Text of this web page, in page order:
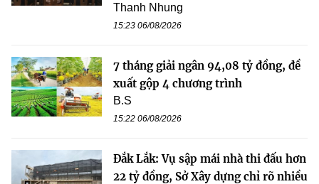
Thanh Nhung
15:23 06/08/2026
7 tháng giải ngân 94,08 tỷ đồng, đề
xuất gộp 4 chương trình
B.S
15:22 06/08/2026
Đắk Lắk: Vụ sập mái nhà thi đấu hơn
22 tỷ đồng, Sở Xây dựng chỉ rõ nhiều